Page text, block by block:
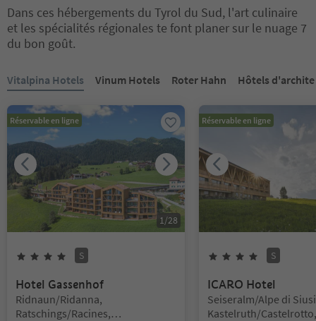
Dans ces hébergements du Tyrol du Sud, l'art culinaire
et les spécialités régionales te font planer sur le nuage 7
du bon goût.
Vitalpina Hotels Vinum Hotels Roter Hahn Hôtels
Réservable en ligne
1 /28
Étoiles
S
Hotel Gassenhof
Emplacement:
Ridnaun/Ridanna,
Ratschings/Racines,
Réservable en ligne
Étoiles
S
ICARO Hotel
Emplacement:
Seiseralm/Alpe di
Kastelruth/